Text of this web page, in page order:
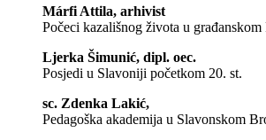
Márfi Attila, arhivist
Počeci kazališnog života u građanskom
Ljerka Šimunić, dipl. oec.
Posjedi u Slavoniji početkom 20. st.
sc. Zdenka Lakić,
Pedagoška akademija u Slavonskom